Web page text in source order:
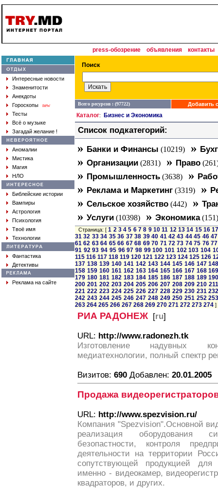
press-обозрение объявления контакты
Интересные новости
Знаменитости
Анекдоты
Гороскопы
new
Тесты
Всё о музыке
Загадай желание !
Аномалии
Мистика
Магия
НЛО
Библейские истории
Вампиры
Астрология
Психология
Твоё имя
Технологии
Фантастика
Детективы
Реклама на сайте
Всего ресурсов : (97722) Добавить
Каталог: Бизнес и Экономика
Список подкатегорий:
» Банки и Финансы (10219) »
» Организации (2831) » Право
» Промышленность (3638) »
» Реклама и Маркетинг (3319) »
» Сельское хозяйство (442) »
» Услуги (10398) » Экономика(151)
Страница: [1 2 3 4 5 6 7 8 9 10 11 12 13 14 15 16
31 32 33 34 35 36 37 38 39 40 41 42 43 44 45 46 47
61 62 63 64 65 66 67 68 69 70 71 72 73 74 75 76 77
91 92 93 94 95 96 97 98 99 100 101 102 103 104
115 116 117 118 119 120 121 122 123 124 125 126
137 138 139 140 141 142 143 144 145 146 147
158 159 160 161 162 163 164 165 166 167 168
179 180 181 182 183 184 185 186 187 188 189
200 201 202 203 204 205 206 207 208 209 210 211
221 222 223 224 225 226 227 228 229 230 231
242 243 244 245 246 247 248 249 250 251 252
263 264 265 266 267 268 269 270 271 272 273 274 ]
РИА РАДОНЕЖ [ru]
URL: http://www.radonezh.tk
Изготовление надувных
медиатехнологии, полный спектр
Визитов: 690 Добавлен: 20.01.2005
Продажа
URL: http://www.spezvision.ru/
Компания "Spezvision".Основной
реализация оборудования
безопастности, контроля
деятельности на территории
сопутствующей продукцией
именно - видеокамер,
квадраторов, и других.